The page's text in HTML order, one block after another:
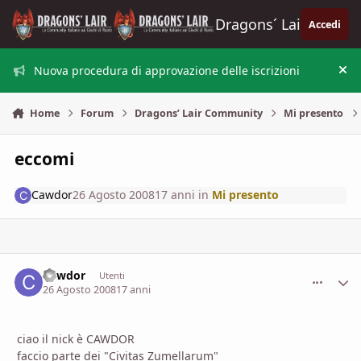
Vai al contenuto
Dragons´ Lair Accedi
Nuova procedura di approvazione delle iscrizioni
Home Forum Dragons’ Lair Community Mi presento
eccomi
Cawdor26 Agosto 200817 anni in Mi presento
Cawdor Utenti
26 Agosto 200817 anni
ciao il nick è CAWDOR
faccio parte dei "Civitas Zumellarum"